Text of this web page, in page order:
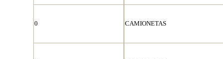
0 CAMIONETAS